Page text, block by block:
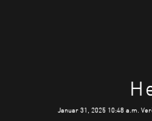
Januar 31, 2025 10:48 a.m.